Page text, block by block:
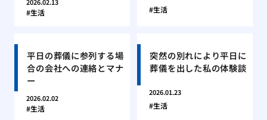
2026.02.13
生活 生活
平日の葬儀に参列する場
合の会社への連絡とマナ
ー
2026.02.02
生活
突然の別れにより平日に
葬儀を出した私の体験談
2026.01.23
生活